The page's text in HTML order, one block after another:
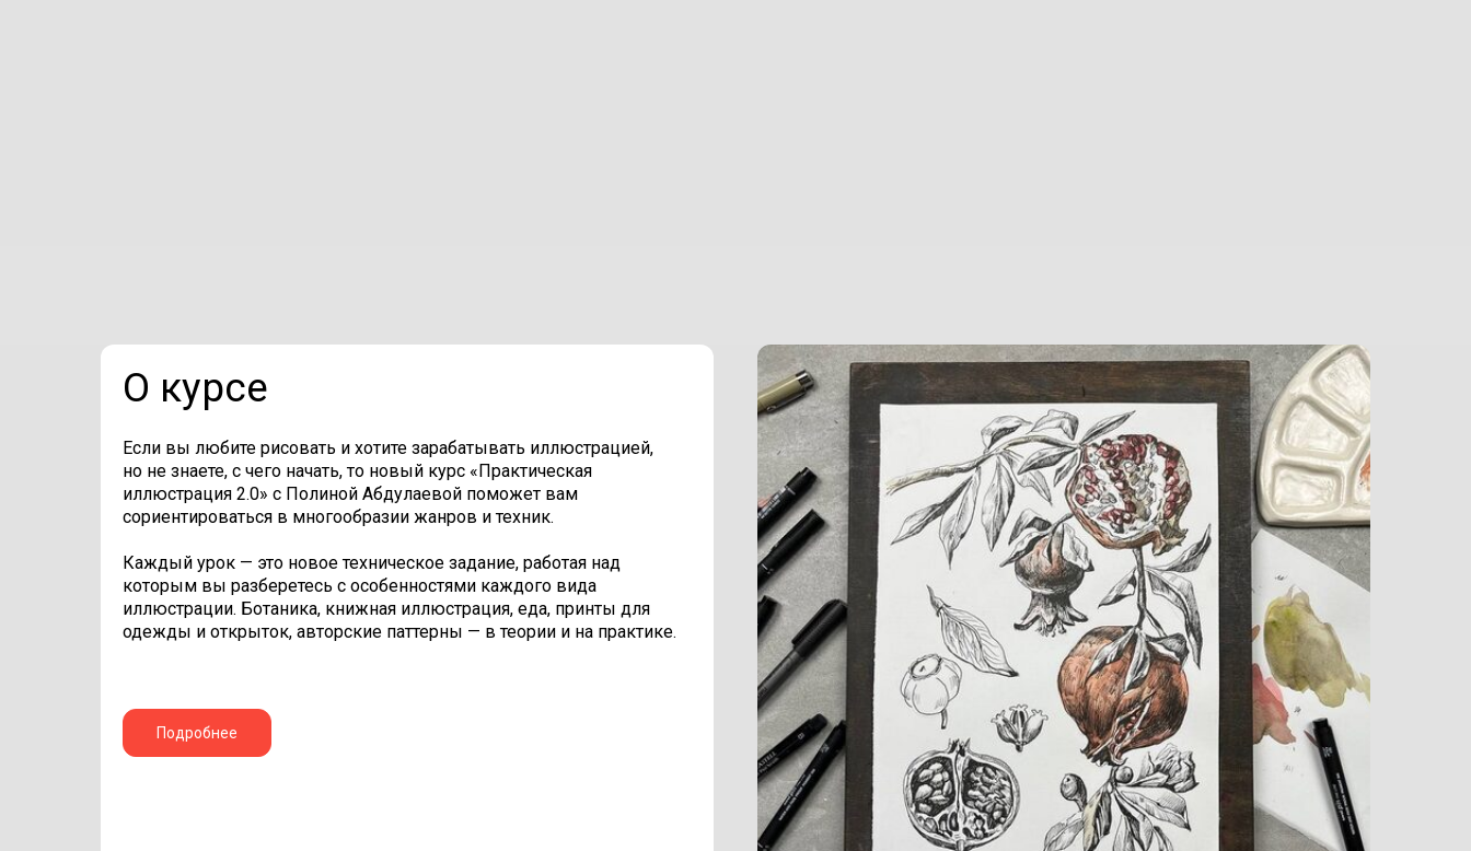
О курсе
Если вы любите рисовать и хотите зарабатывать иллюстрацией,
но не знаете, с чего начать, то новый курс «Практическая
иллюстрация 2.0» с Полиной Абдулаевой поможет вам
сориентироваться в многообразии жанров и техник.
Каждый урок — это новое техническое задание, работая над
которым вы разберетесь с особенностями каждого вида
иллюстрации. Ботаника, книжная иллюстрация, еда, принты для
одежды и открыток, авторские паттерны — в теории и на практике.
Подробнее